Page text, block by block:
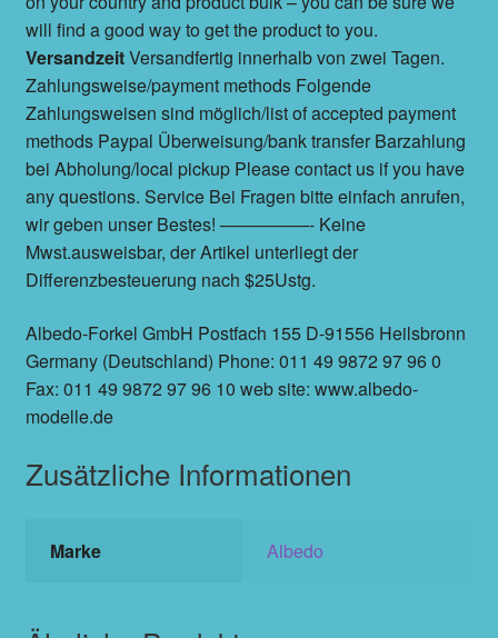
will find a good way to get the product to you.
VersandzeitVersandfertig innerhalb von zwei Tagen.
Zahlungsweise/payment methods Folgende
Zahlungsweisen sind möglich/list of accepted payment
methods Paypal Überweisung/bank transfer Barzahlung
bei Abholung/local pickup Please contact us if you have
any questions. Service Bei Fragen bitte einfach anrufen,
wir geben unser Bestes! —————- Keine
Mwst.ausweisbar, der Artikel unterliegt der
Differenzbesteuerung nach $25Ustg.
Albedo-Forkel GmbH Postfach 155 D-91556 Heilsbronn
Germany (Deutschland) Phone: 011 49 9872 97 96 0
Fax: 011 49 9872 97 96 10 web site: www.albedo-
modelle.de
Zusätzliche Informationen
Marke Albedo